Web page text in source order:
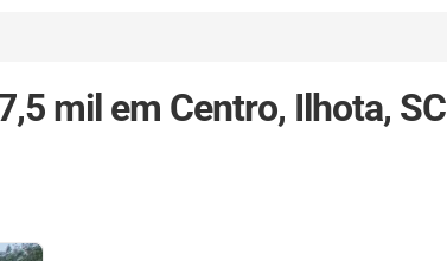
mil em Centro, Ilhota, SC